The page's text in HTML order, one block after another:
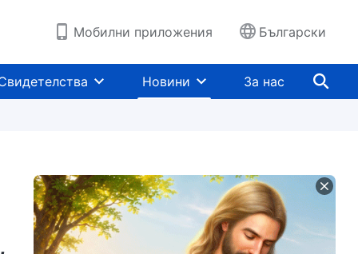
Мобилни приложения Български
Новини За нас